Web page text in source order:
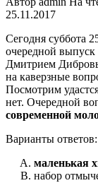
25.11.2017
Сегодня суббота
очередной выпуск
Дмитрием
на каверзные
Посмотрим
нет. Очередной
современной
Варианты ответов:
маленькая
набор